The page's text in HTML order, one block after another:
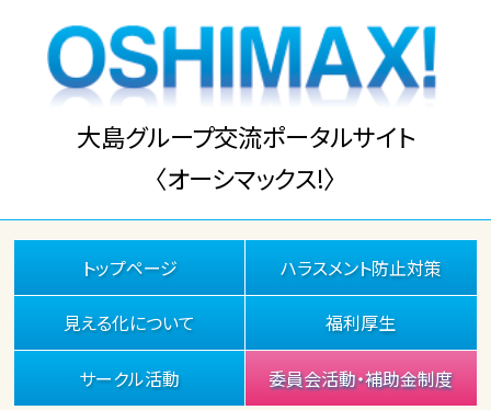
大島グループ交流ポータルサイト
〈オーシマックス!〉
トップページ ハラスメント防止対策
見える化について 福利厚生
サークル活動 委員会活動・補助金制度